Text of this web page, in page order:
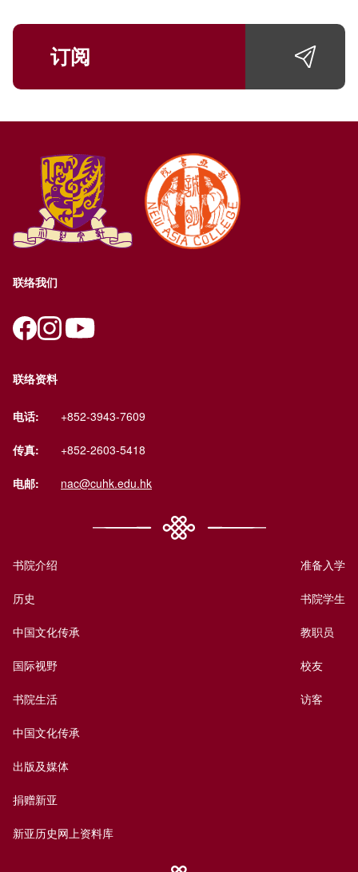
订阅
联络我们
联络资料
电话: +852-3943-7609
传真: +852-2603-5418
电邮: nac@cuhk.edu.hk
书院介绍
历史
中国文化传承
国际视野
书院生活
中国文化传承
出版及媒体
捐赠新亚
新亚历史网上资料库
准备入学
书院学生
教职员
校友
访客